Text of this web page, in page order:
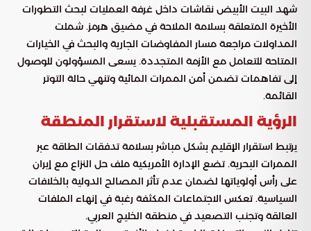
شهد البيت الأبيض نقاشات داخل غرفة العمليات لبحث التطورات
الأخيرة المتعلقة بسلامة الملاحة في مضيق هرمز. شملت
المداولات مراجعة مسار المفاوضات الجارية والبحث في الخيارات
المتاحة للتعامل مع الأزمة المتجددة. يسعى المسؤولون للوصول
إلى تفاهمات تضمن أمن الممرات المائية وتنهي حالة التوتر
القائمة.
الرؤية المستقبلية لاستقرار المنطقة
يرتبط استقرار الإقليم بشكل مباشر بسلامة تدفقات الطاقة عبر
الممرات البحرية. تضع الإدارة الأمريكية ملف حل النزاع مع إيران
على رأس أولوياتها لضمان عدم تأثر المصالح الدولية بالخلافات
السياسية. تعكس الاجتماعات المكثفة رغبة في إنهاء الملفات
العالقة وتجنب التصعيد في منطقة الخليج العربي.